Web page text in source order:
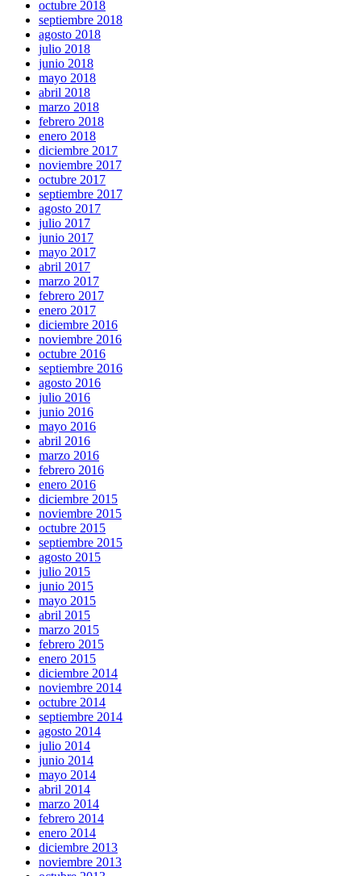
octubre 2018
septiembre 2018
agosto 2018
julio 2018
junio 2018
mayo 2018
abril 2018
marzo 2018
febrero 2018
enero 2018
diciembre 2017
noviembre 2017
octubre 2017
septiembre 2017
agosto 2017
julio 2017
junio 2017
mayo 2017
abril 2017
marzo 2017
febrero 2017
enero 2017
diciembre 2016
noviembre 2016
octubre 2016
septiembre 2016
agosto 2016
julio 2016
junio 2016
mayo 2016
abril 2016
marzo 2016
febrero 2016
enero 2016
diciembre 2015
noviembre 2015
octubre 2015
septiembre 2015
agosto 2015
julio 2015
junio 2015
mayo 2015
abril 2015
marzo 2015
febrero 2015
enero 2015
diciembre 2014
noviembre 2014
octubre 2014
septiembre 2014
agosto 2014
julio 2014
junio 2014
mayo 2014
abril 2014
marzo 2014
febrero 2014
enero 2014
diciembre 2013
noviembre 2013